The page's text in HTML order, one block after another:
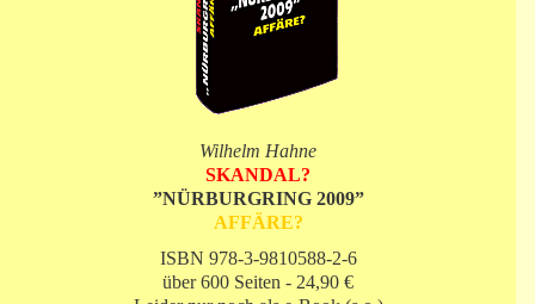
Wilhelm Hahne
SKANDAL?
”NÜRBURGRING 2009”
AFFÄRE?
ISBN 978-3-9810588-2-6
über 600 Seiten - 24,90 €